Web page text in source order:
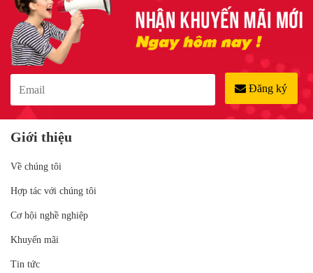
Đăng ký
Giới thiệu
Về chúng tôi
Hợp tác với chúng tôi
Cơ hội nghề nghiệp
Khuyến mãi
Tin tức